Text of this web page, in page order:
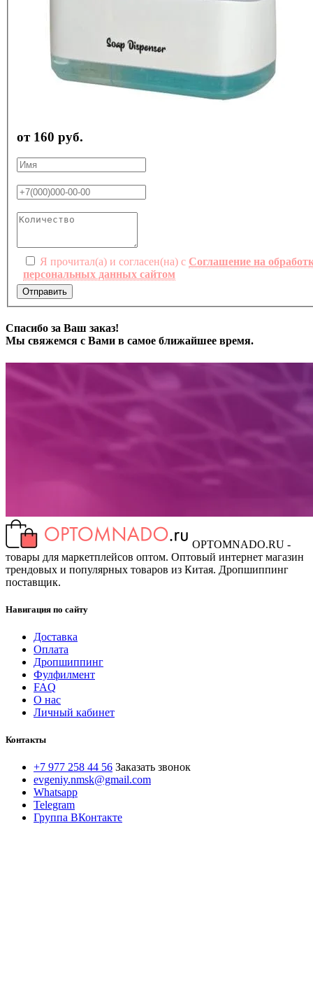
от 160 руб.
Я прочитал(а) и согласен(на) с Соглашение на
персональных данных сайтом
Отправить
Спасибо за Ваш заказ!
Мы свяжемся с Вами в самое ближайшее время.
OPTOMNADO.RU -
товары для маркетплейсов оптом. Оптовый интернет магазин
трендовых и популярных товаров из Китая. Дропшиппинг
поставщик.
Навигация по сайту
Доставка
Оплата
Дропшиппинг
Фулфилмент
FAQ
О нас
Личный кабинет
Контакты
+7 977 258 44 56 Заказать звонок
evgeniy.nmsk@gmail.com
Whatsapp
Telegram
Группа ВКонтакте